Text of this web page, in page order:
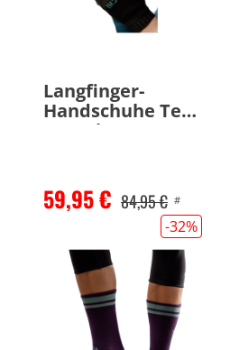
Langfinger-
Handschuhe Tech
Gravel
59,95 € 84,95 € #
-32%